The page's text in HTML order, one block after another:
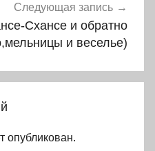
Следующая запись
Схансе и обратно
и веселье)
опубликован.